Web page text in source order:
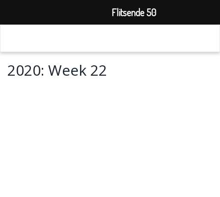
2020: Week 22
Flitsende 50